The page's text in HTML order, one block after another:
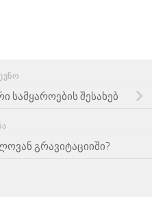
სამყაროების შესახებ
გრავიტაციიში?